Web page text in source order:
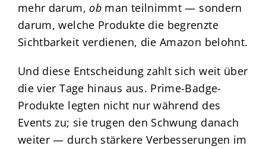
mehr darum,ob man teilnimmt — sondern
darum, welche Produkte die begrenzte
Sichtbarkeit verdienen, die Amazon belohnt.
Und diese Entscheidung zahlt sich weit über
die vier Tage hinaus aus. Prime-Badge-
Produkte legten nicht nur während des
Events zu; sie trugen den Schwung danach
weiter — durch stärkere Verbesserungen im